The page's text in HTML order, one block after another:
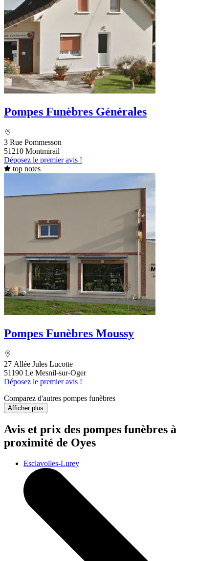
Pompes Funèbres Générales
3 Rue Pommesson
51210 Montmirail
Déposez le premier avis !
top notes
Pompes Funèbres Moussy
27 Allée Jules Lucotte
51190 Le Mesnil-sur-Oger
Déposez le premier avis !
Comparez d'autres pompes funèbres
Afficher plus
Avis et prix des pompes funèbres à
proximité de Oyes
Esclavolles-Lurey